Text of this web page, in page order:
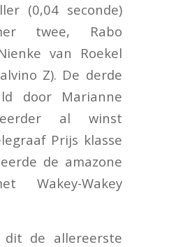
(0,04 seconde)
twee, Rabo
van Roekel
Z). De derde
door Marianne
al winst
Prijs klasse
de amazone
Wakey-Wakey
dit de allereerste